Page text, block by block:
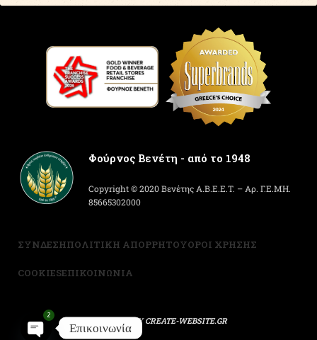
Φούρνος Βενέτη - από το 1948
Copyright © 2020 Βενέτης Α.Β.Ε.Ε.Τ. – Αρ. Γ.Ε.ΜΗ.
85665302000
ΣΥΝΔΕΣΗΠΟΛΙΤΙΚΗ ΑΠΟΡΡΗΤΟΥΟΡΟΙ ΧΡΗΣΗΣ
COOKIESΕΠΙΚΟΙΝΩΝΙΑ
POWERED BY CREATE-WEBSITE.GR
Επικοινωνία
2